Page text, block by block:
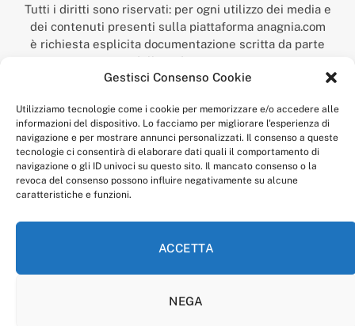
Gestisci Consenso Cookie
Utilizziamo tecnologie come i cookie per memorizzare e/o accedere alle
informazioni del dispositivo. Lo facciamo per migliorare l'esperienza di
navigazione e per mostrare annunci personalizzati. Il consenso a queste
tecnologie ci consentirà di elaborare dati quali il comportamento di
navigazione o gli ID univoci su questo sito. Il mancato consenso o la
revoca del consenso possono influire negativamente su alcune
caratteristiche e funzioni.
ACCETTA
NEGA
Tutti i diritti sono riservati: per ogni utilizzo dei media e
dei contenuti presenti sulla piattaforma anagnia.com
è richiesta esplicita documentazione scritta da parte
della redazione.
“Anagnia” è un marchio registrato presso l’Ufficio Italiano
Economico,
num. registrazione: 302017000014044 del 9 febbraio 2017.
Per contatti:redazione@anagnia.com
COOKIE POLICY